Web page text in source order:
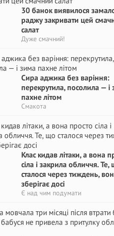
30 банок виявилося
раджу закривати цей
салат
Дуже смачний!
Сира аджика без варіння:
перекрутила, посолила — і
пахне літом
Смакота
Клас кидав літаки, а вона
сіла і закрила обличчя. Те,
сталося через тиждень,
зберігає досі
Є над чим подумати